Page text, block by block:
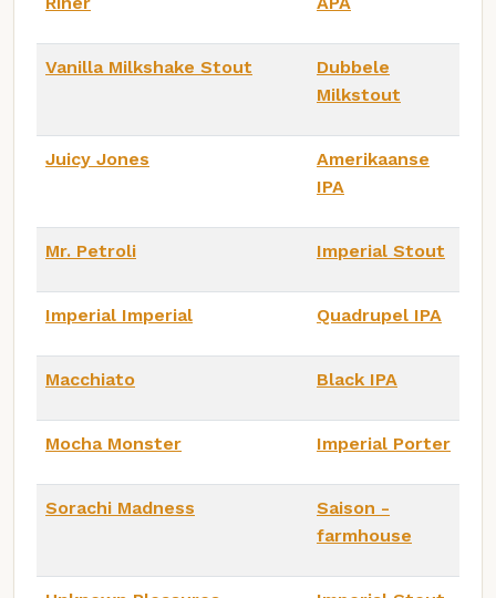
Vanilla Milkshake Stout
Dubbele
Milkstout
Juicy Jones
Amerikaanse
IPA
Mr. Petroli Imperial Stout
Imperial Imperial Quadrupel IPA
Macchiato Black IPA
Mocha Monster Imperial Porter
Sorachi Madness
Saison -
farmhouse